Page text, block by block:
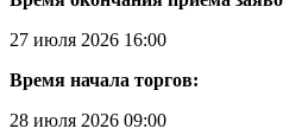
27 июля 2026 16:00
Время начала торгов:
28 июля 2026 09:00